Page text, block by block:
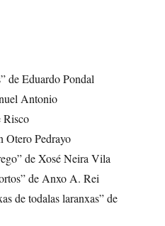
de Eduardo Pondal
Antonio
Risco
Otero Pedrayo
de Xosé Neira Vila
de Anxo A. Rei
de todalas laranxas” de